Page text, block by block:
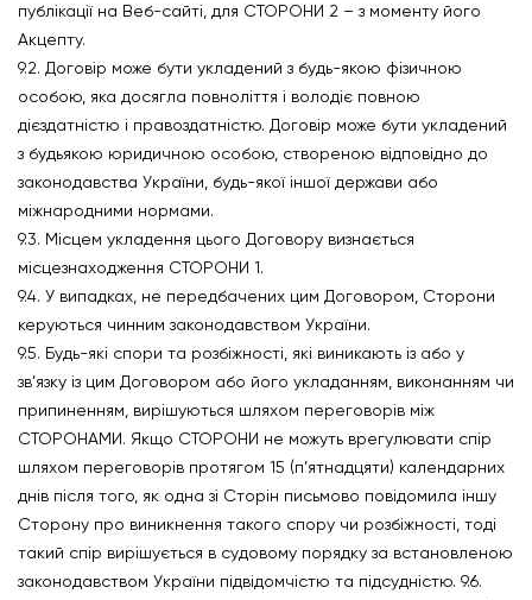
публікації на Веб-сайті, для СТОРОНИ 2 – з моменту його
Акцепту.
9.2. Договір може бути укладений з будь-якою фізичною
особою, яка досягла повноліття і володіє повною
дієздатністю і правоздатністю. Договір може бути укладений
з будьякою юридичною особою, створеною відповідно до
законодавства України, будь-якої іншої держави або
міжнародними нормами.
9.3. Місцем укладення цього Договору визнається
місцезнаходження СТОРОНИ 1.
9.4. У випадках, не передбачених цим Договором, Сторони
керуються чинним законодавством України.
9.5. Будь-які спори та розбіжності, які виникають із або у
зв’язку із цим Договором або його укладанням, виконанням чи
припиненням, вирішуються шляхом переговорів між
СТОРОНАМИ. Якщо СТОРОНИ не можуть врегулювати спір
шляхом переговорів протягом 15 (п’ятнадцяти) календарних
днів після того, як одна зі Сторін письмово повідомила іншу
Сторону про виникнення такого спору чи розбіжності, тоді
такий спір вирішується в судовому порядку за встановленою
законодавством України підвідомчістю та підсудністю. 9.6.